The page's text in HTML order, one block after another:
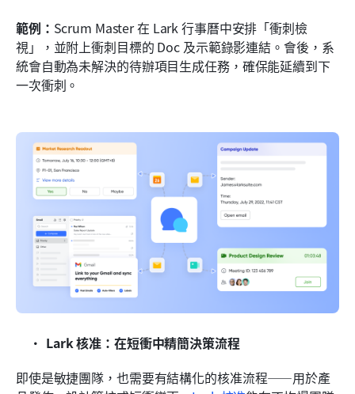
範例： Scrum Master 在 Lark 行事曆中安排「衝刺檢
視」，並附上衝刺目標的 Doc 及示範錄影連結。會後，系
統會自動為未解決的待辦項目生成任務，確保能延續到下
一次衝刺。
Lark 核准：在短衝中精簡決策流程
即使是敏捷團隊，也需要有結構化的核准流程——用於產